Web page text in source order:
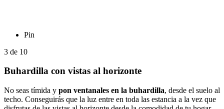
Pin
3 de 10
Buhardilla con vistas al horizonte
No seas tímida y pon ventanales en la buhardilla, desde el suelo al
techo. Conseguirás que la luz entre en toda las estancia a la vez que